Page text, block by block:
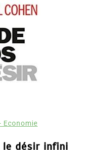
Economie
le désir infini